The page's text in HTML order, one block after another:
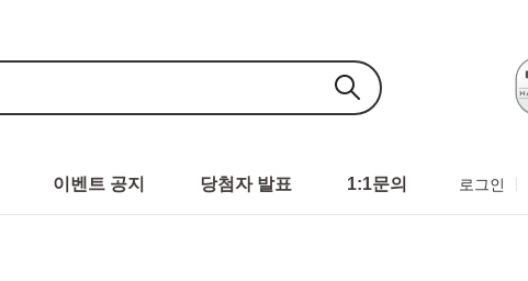
이벤트 공지 당첨자 발표 1:1문의 로그인